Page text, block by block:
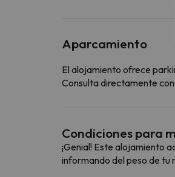
Aparcamiento
El alojamiento ofrece
Consulta directamente
Condiciones para
¡Genial! Este alojamiento
informando del peso de tu